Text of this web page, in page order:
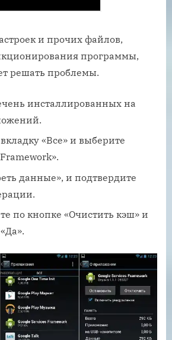
и прочих файлов,
программы,
решать проблемы.
инсталлированных на
«Все» и выберите
данные», и подтвердите
по кнопке «Очистить кэш» и